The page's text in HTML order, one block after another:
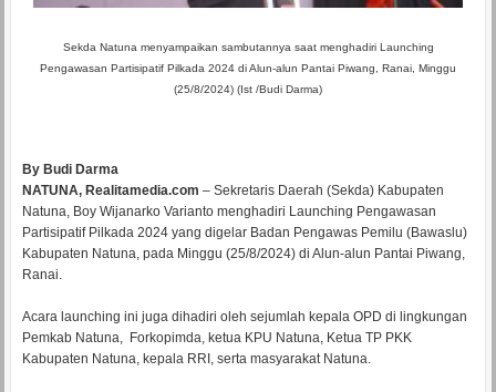
Sekda Natuna menyampaikan sambutannya saat menghadiri Launching
Pengawasan Partisipatif Pilkada 2024 di Alun-alun Pantai Piwang, Ranai, Minggu
(25/8/2024) (Ist /Budi Darma)
By Budi Darma
NATUNA, Realitamedia.com – Sekretaris Daerah (Sekda) Kabupaten
Natuna, Boy Wijanarko Varianto menghadiri Launching Pengawasan
Partisipatif Pilkada 2024 yang digelar Badan Pengawas Pemilu (Bawaslu)
Kabupaten Natuna, pada Minggu (25/8/2024) di Alun-alun Pantai Piwang,
Ranai.
Acara launching ini juga dihadiri oleh sejumlah kepala OPD di lingkungan
Pemkab Natuna, Forkopimda, ketua KPU Natuna, Ketua TP PKK
Kabupaten Natuna, kepala RRI, serta masyarakat Natuna.